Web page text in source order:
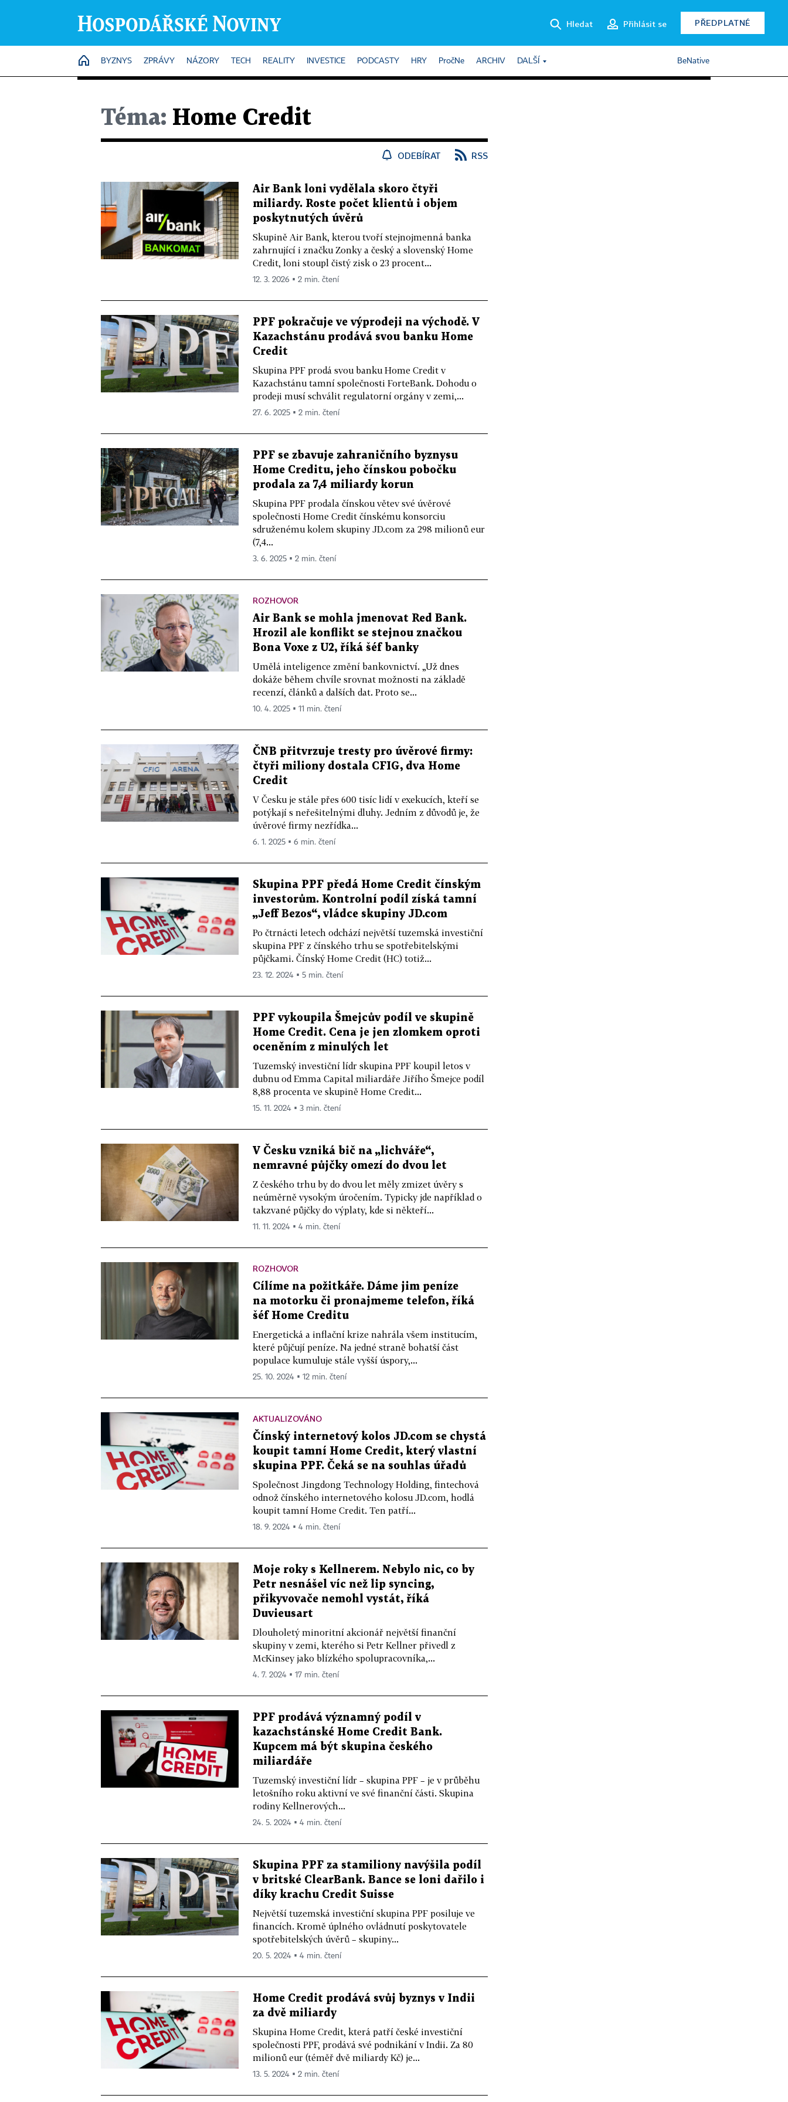
Hledat Přihlásit se PŘEDPLATNÉ
HOME
BYZNYS ZPRÁVY NÁZORY TECH REALITY INVESTICE PODCASTY HRY PročNe ARCHIV DALŠÍ BeNative
Téma: Home Credit
ODEBÍRAT RSS
Air Bank loni vydělala skoro čtyři
miliardy. Roste počet klientů i objem
poskytnutých úvěrů
Skupině Air Bank, kterou tvoří stejnojmenná banka
zahrnující i značku Zonky a český a slovenský Home
Credit, loni stoupl čistý zisk o 23 procent...
12. 3. 2026 ▪ 2 min. čtení
PPF pokračuje ve výprodeji na východě. V
Kazachstánu prodává svou banku Home
Credit
Skupina PPF prodá svou banku Home Credit v
Kazachstánu tamní společnosti ForteBank. Dohodu o
prodeji musí schválit regulatorní orgány v zemi,...
27. 6. 2025 ▪ 2 min. čtení
PPF se zbavuje zahraničního byznysu
Home Creditu, jeho čínskou pobočku
prodala za 7,4 miliardy korun
Skupina PPF prodala čínskou větev své úvěrové
společnosti Home Credit čínskému konsorciu
sdruženému kolem skupiny JD.com za 298 milionů eur
(7,4...
3. 6. 2025 ▪ 2 min. čtení
ROZHOVOR
Air Bank se mohla jmenovat Red Bank.
Hrozil ale konflikt se stejnou značkou
Bona Voxe z U2, říká šéf banky
Umělá inteligence změní bankovnictví. „Už dnes
dokáže během chvíle srovnat možnosti na základě
recenzí, článků a dalších dat. Proto se...
10. 4. 2025 ▪ 11 min. čtení
ČNB přitvrzuje tresty pro úvěrové firmy:
čtyři miliony dostala CFIG, dva Home
Credit
V Česku je stále přes 600 tisíc lidí v exekucích, kteří se
potýkají s neřešitelnými dluhy. Jedním z důvodů je, že
úvěrové firmy nezřídka...
6. 1. 2025 ▪ 6 min. čtení
Skupina PPF předá Home Credit čínským
investorům. Kontrolní podíl získá tamní
„Jeff Bezos“, vládce skupiny JD.com
Po čtrnácti letech odchází největší tuzemská investiční
skupina PPF z čínského trhu se spotřebitelskými
půjčkami. Čínský Home Credit (HC) totiž...
23. 12. 2024 ▪ 5 min. čtení
PPF vykoupila Šmejcův podíl ve skupině
Home Credit. Cena je jen zlomkem oproti
oceněním z minulých let
Tuzemský investiční lídr skupina PPF koupil letos v
dubnu od Emma Capital miliardáře Jiřího Šmejce podíl
8,88 procenta ve skupině Home Credit...
15. 11. 2024 ▪ 3 min. čtení
V Česku vzniká bič na „lichváře“,
nemravné půjčky omezí do dvou let
Z českého trhu by do dvou let měly zmizet úvěry s
neúměrně vysokým úročením. Typicky jde například o
takzvané půjčky do výplaty, kde si někteří...
11. 11. 2024 ▪ 4 min. čtení
ROZHOVOR
Cílíme na požitkáře. Dáme jim peníze
na motorku či pronajmeme telefon, říká
šéf Home Creditu
Energetická a inflační krize nahrála všem institucím,
které půjčují peníze. Na jedné straně bohatší část
populace kumuluje stále vyšší úspory,...
25. 10. 2024 ▪ 12 min. čtení
AKTUALIZOVÁNO
Čínský internetový kolos JD.com se chystá
koupit tamní Home Credit, který vlastní
skupina PPF. Čeká se na souhlas úřadů
Společnost Jingdong Technology Holding, fintechová
odnož čínského internetového kolosu JD.com, hodlá
koupit tamní Home Credit. Ten patří...
18. 9. 2024 ▪ 4 min. čtení
Moje roky s Kellnerem. Nebylo nic, co by
Petr nesnášel víc než lip syncing,
přikyvovače nemohl vystát, říká
Duvieusart
Dlouholetý minoritní akcionář největší finanční
skupiny v zemi, kterého si Petr Kellner přivedl z
McKinsey jako blízkého spolupracovníka,...
4. 7. 2024 ▪ 17 min. čtení
PPF prodává významný podíl v
kazachstánské Home Credit Bank.
Kupcem má být skupina českého
miliardáře
Tuzemský investiční lídr – skupina PPF – je v průběhu
letošního roku aktivní ve své finanční části. Skupina
rodiny Kellnerových...
24. 5. 2024 ▪ 4 min. čtení
Skupina PPF za stamiliony navýšila podíl
v britské ClearBank. Bance se loni dařilo i
díky krachu Credit Suisse
Největší tuzemská investiční skupina PPF posiluje ve
financích. Kromě úplného ovládnutí poskytovatele
spotřebitelských úvěrů – skupiny...
20. 5. 2024 ▪ 4 min. čtení
Home Credit prodává svůj byznys v Indii
za dvě miliardy
Skupina Home Credit, která patří české investiční
společnosti PPF, prodává své podnikání v Indii. Za 80
milionů eur (téměř dvě miliardy Kč) je...
13. 5. 2024 ▪ 2 min. čtení